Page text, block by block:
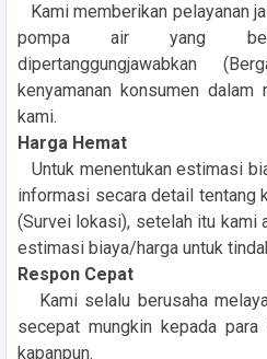
Kami memberikan pelayanan
pompa air yang
dipertanggungjawabkan
kenyamanan konsumen dalam
kami.
Harga Hemat
Untuk menentukan estimasi
informasi secara detail tentang
(Survei lokasi), setelah itu kami
estimasi biaya/harga untuk
Respon Cepat
Kami selalu berusaha
secepat mungkin kepada para
kapanpun.